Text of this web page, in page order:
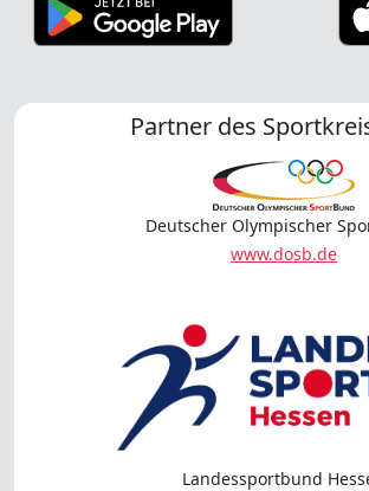
Partner des
Deutscher Olympischer
www.dosb.de
Landessportbund